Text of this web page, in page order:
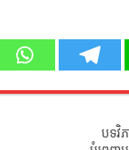
បទវិ